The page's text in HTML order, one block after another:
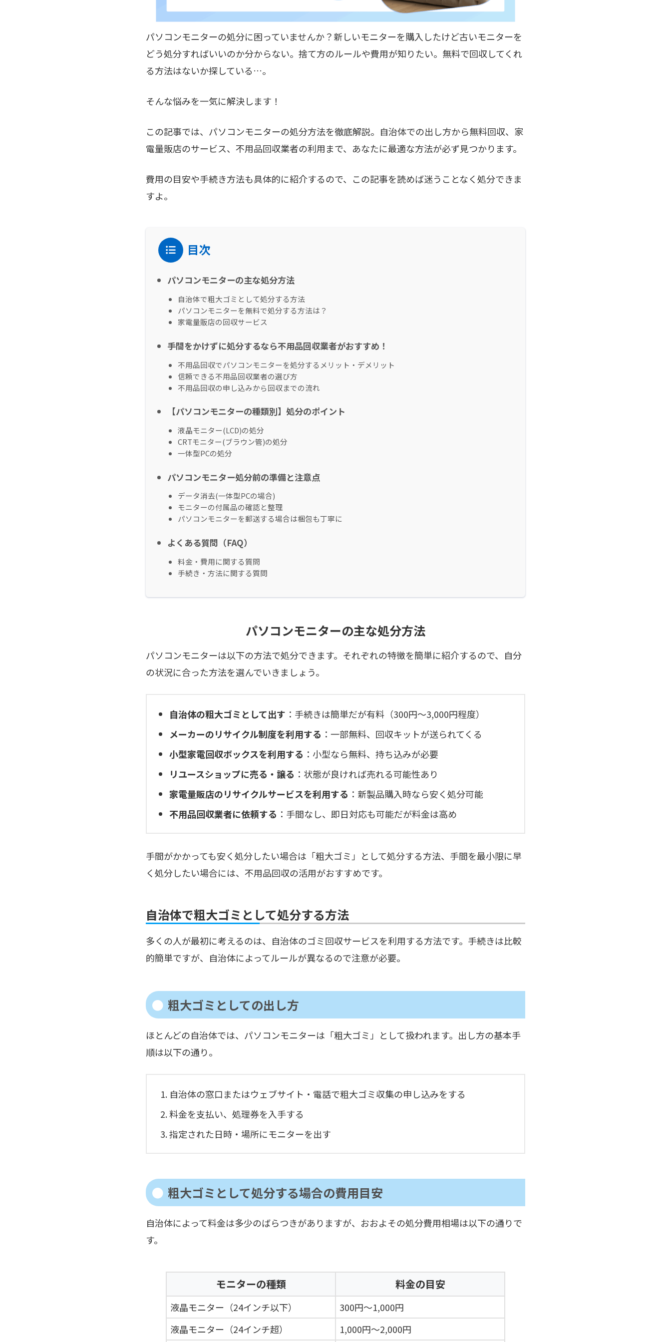
パソコンモニターの処分に困っていませんか？新しいモニターを購入したけど古いモニターを
どう処分すればいいのか分からない。捨て方のルールや費用が知りたい。無料で回収してくれ
る方法はないか探している…。
そんな悩みを一気に解決します！
この記事では、パソコンモニターの処分方法を徹底解説。自治体での出し方から無料回収、家
電量販店のサービス、不用品回収業者の利用まで、あなたに最適な方法が必ず見つかります。
費用の目安や手続き方法も具体的に紹介するので、この記事を読めば迷うことなく処分できま
すよ。
目次
パソコンモニターの主な処分方法
自治体で粗大ゴミとして処分する方法
パソコンモニターを無料で処分する方法は？
家電量販店の回収サービス
手間をかけずに処分するなら不用品回収業者がおすすめ！
不用品回収でパソコンモニターを処分するメリット・デメリット
信頼できる不用品回収業者の選び方
不用品回収の申し込みから回収までの流れ
【パソコンモニターの種類別】処分のポイント
液晶モニター(LCD)の処分
CRTモニター(ブラウン管)の処分
一体型PCの処分
パソコンモニター処分前の準備と注意点
データ消去(一体型PCの場合)
モニターの付属品の確認と整理
パソコンモニターを郵送する場合は梱包も丁寧に
よくある質問（FAQ）
料金・費用に関する質問
手続き・方法に関する質問
パソコンモニターの主な処分方法
パソコンモニターは以下の方法で処分できます。それぞれの特徴を簡単に紹介するので、自分
の状況に合った方法を選んでいきましょう。
自治体の粗大ゴミとして出す ：手続きは簡単だが有料（300円〜3,000円程度）
メーカーのリサイクル制度を利用する ：一部無料、回収キットが送られてくる
小型家電回収ボックスを利用する ：小型なら無料、持ち込みが必要
リユースショップに売る・譲る ：状態が良ければ売れる可能性あり
家電量販店のリサイクルサービスを利用する ：新製品購入時なら安く処分可能
不用品回収業者に依頼する ：手間なし、即日対応も可能だが料金は高め
手間がかかっても安く処分したい場合は「粗大ゴミ」として処分する方法、手間を最小限に早
く処分したい場合には、不用品回収の活用がおすすめです。
自治体で粗大ゴミとして処分する方法
多くの人が最初に考えるのは、自治体のゴミ回収サービスを利用する方法です。手続きは比較
的簡単ですが、自治体によってルールが異なるので注意が必要。
粗大ゴミとしての出し方
ほとんどの自治体では、パソコンモニターは「粗大ゴミ」として扱われます。出し方の基本手
順は以下の通り。
自治体の窓口またはウェブサイト・電話で粗大ゴミ収集の申し込みをする
料金を支払い、処理券を入手する
指定された日時・場所にモニターを出す
粗大ゴミとして処分する場合の費用目安
自治体によって料金は多少のばらつきがありますが、おおよその処分費用相場は以下の通りで
す。
モニターの種類 料金の目安
液晶モニター（24インチ以下）
300円〜1,000円
液晶モニター（24インチ超）
1,000円〜2,000円